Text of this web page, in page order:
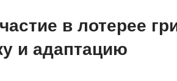
в лотерее
и адаптацию